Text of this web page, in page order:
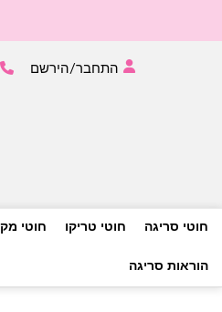
התחבר/הירשם
חוטי סריגה חוטי טריקו חוטי
הוראות סריגה